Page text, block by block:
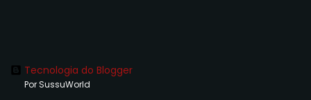
Tecnologia do Blogger
Por SussuWorld